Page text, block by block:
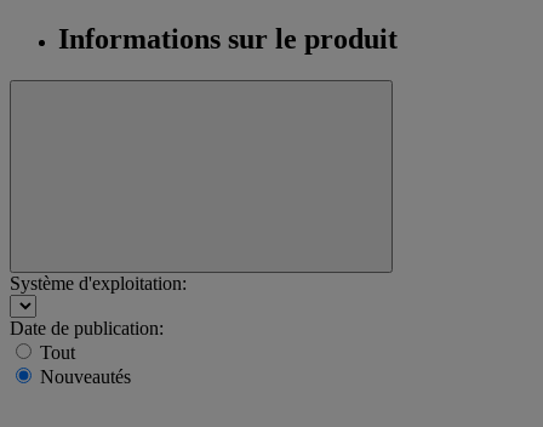
Informations sur le produit
Système d'exploitation:
Date de publication:
Tout
Nouveautés